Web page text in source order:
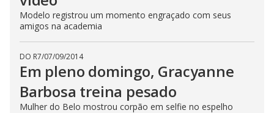
o
Modelo registrou um momento engraçado com seus
amigos na academia
DO R7/07/09/2014
Em pleno domingo, Gracyanne
Barbosa treina pesado
Mulher do Belo mostrou corpão em selfie no espelho